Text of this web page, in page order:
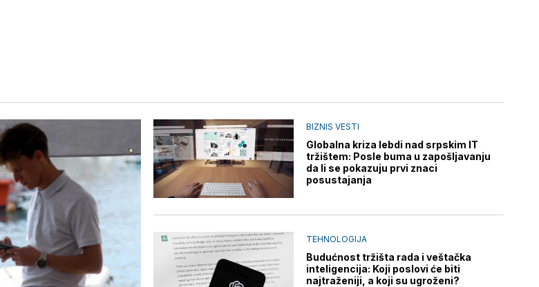
BIZNIS VESTI
Globalna kriza lebdi nad srpskim IT
tržištem: Posle buma u zapošljavanju
da li se pokazuju prvi znaci
posustajanja
TEHNOLOGIJA
Budućnost tržišta rada i veštačka
inteligencija: Koji poslovi će biti
najtraženiji, a koji su ugroženi?